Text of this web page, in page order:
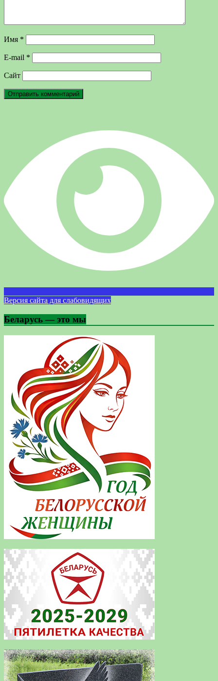
Имя *
E-mail *
Сайт
Версия сайта для слабовидящих
Беларусь — это мы